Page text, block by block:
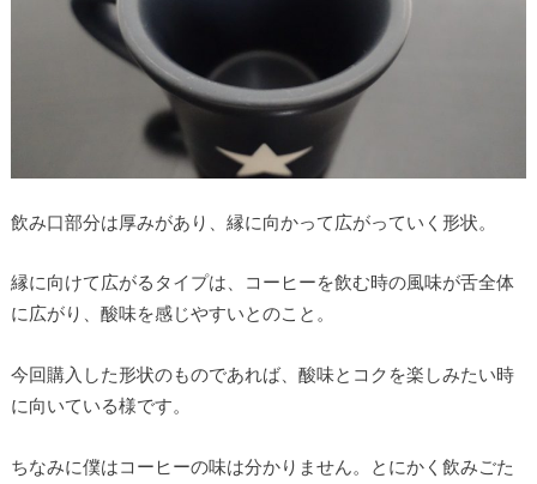
飲み口部分は厚みがあり、縁に向かって広がっていく形状。
縁に向けて広がるタイプは、コーヒーを飲む時の風味が舌全体
に広がり、酸味を感じやすいとのこと。
今回購入した形状のものであれば、酸味とコクを楽しみたい時
に向いている様です。
ちなみに僕はコーヒーの味は分かりません。とにかく飲みごた